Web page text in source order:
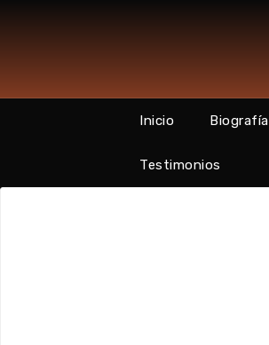
Inicio Biografía
Testimonios